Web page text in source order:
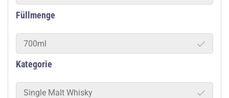
Füllmenge
700ml
Kategorie
Single Malt Whisky